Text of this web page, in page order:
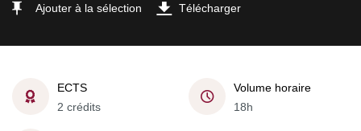
Ajouter à la sélection Télécharger
ECTS
2 crédits
Volume horaire
18h